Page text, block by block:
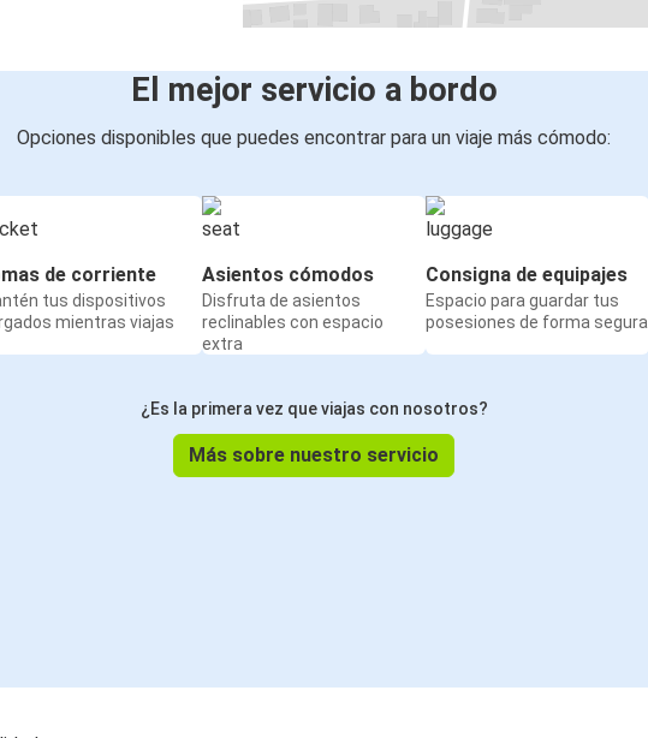
El mejor servicio a bordo
Opciones disponibles que puedes encontrar para un viaje más cómodo:
de corriente
tus dispositivos
mientras viajas
Asientos cómodos
Disfruta de asientos
reclinables con espacio
extra
Consigna de equipajes
Espacio para guardar tus
posesiones de forma segura
¿Es la primera vez que viajas con nosotros?
Más sobre nuestro servicio